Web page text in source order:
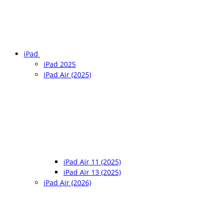
iPad
iPad 2025
iPad Air (2025)
iPad Air 11 (2025)
iPad Air 13 (2025)
iPad Air (2026)